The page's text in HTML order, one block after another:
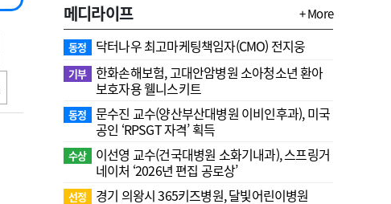
메디라이프 + More
동정 닥터나우 최고마케팅책임자(CMO) 전지웅
기부 한화손해보험, 고대안암병원 소아청소년 환아
보호자용 웰니스키트
동정
문수진 교수( 양산부산대병원 이비인후과), 미국
공인 ‘RPSGT 자격’ 획득
수상
이선영 교수(건국대병원 소화기내과), 스프링거
네이처 ‘2026년 편집 공로상’
선정 경기 의왕시 365키즈병원, 달빛어린이병원